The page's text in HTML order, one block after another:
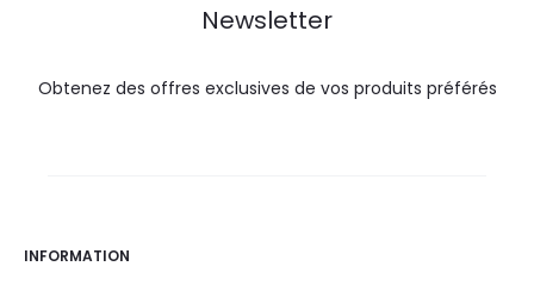
Newsletter
Obtenez des offres exclusives de vos produits préférés
INFORMATION